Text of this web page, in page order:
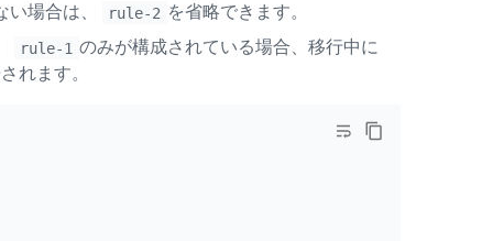
い場合は、 rule-2 を省略できます。
rule-1 のみが構成されている場合、移行中に
れます。